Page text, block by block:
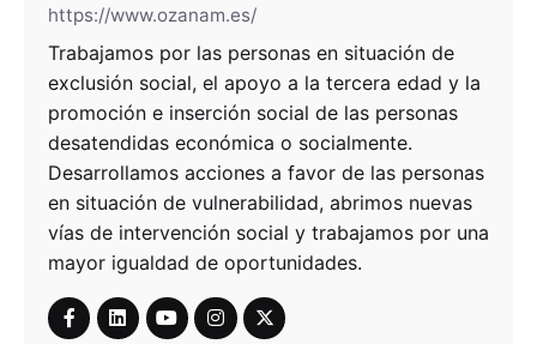
https://www.ozanam.es/
Trabajamos por las personas en situación de
exclusión social, el apoyo a la tercera edad y la
promoción e inserción social de las personas
desatendidas económica o socialmente.
Desarrollamos acciones a favor de las personas
en situación de vulnerabilidad, abrimos nuevas
vías de intervención social y trabajamos por una
mayor igualdad de oportunidades.